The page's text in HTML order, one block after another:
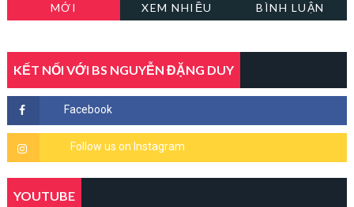
MỚI XEM NHIỀU BÌNH LUẬN
KẾT NỐI VỚI BS NGUYỄN ĐẶNG DUY
YOUTUBE